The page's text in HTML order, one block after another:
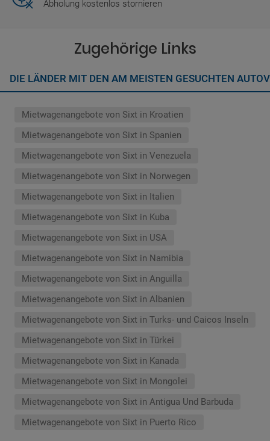
Abholung kostenlos stornieren
Zugehörige Links
DIE LÄNDER MIT DEN AM MEISTEN GESUCHTEN
Mietwagenangebote von Sixt in Kroatien
Mietwagenangebote von Sixt in Spanien
Mietwagenangebote von Sixt in Venezuela
Mietwagenangebote von Sixt in Norwegen
Mietwagenangebote von Sixt in Italien
Mietwagenangebote von Sixt in Kuba
Mietwagenangebote von Sixt in USA
Mietwagenangebote von Sixt in Namibia
Mietwagenangebote von Sixt in Anguilla
Mietwagenangebote von Sixt in Albanien
Mietwagenangebote von Sixt in Turks- und Caicos Inseln
Mietwagenangebote von Sixt in Türkei
Mietwagenangebote von Sixt in Kanada
Mietwagenangebote von Sixt in Mongolei
Mietwagenangebote von Sixt in Antigua Und Barbuda
Mietwagenangebote von Sixt in Puerto Rico